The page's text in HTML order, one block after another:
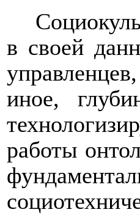
в своей
иное,
работы